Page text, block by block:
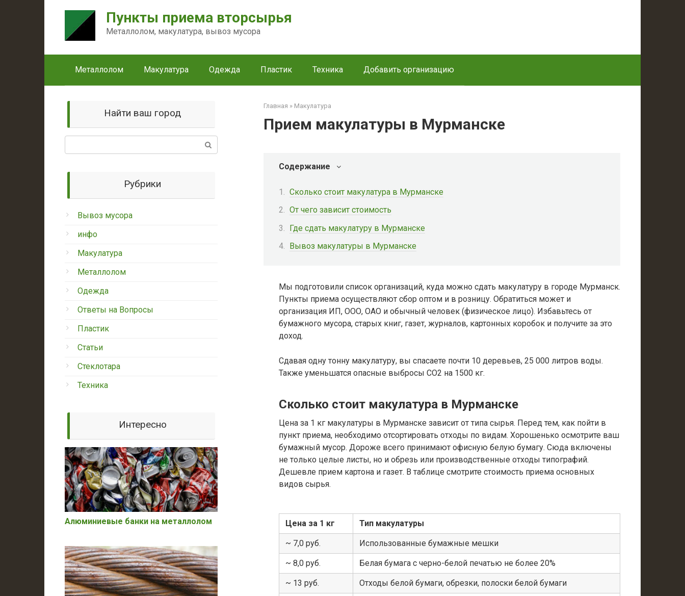
Пункты приема вторсырья
Металлолом, макулатура, вывоз мусора
Металлолом Макулатура Одежда Пластик Техника Добавить организацию
Главная » Макулатура
Прием макулатуры в Мурманске
Содержание
Сколько стоит макулатура в Мурманске
От чего зависит стоимость
Где сдать макулатуру в Мурманске
Вывоз макулатуры в Мурманске
Мы подготовили список организаций, куда можно сдать макулатуру в городе Мурманск.
Пункты приема осуществляют сбор оптом и в розницу. Обратиться может и
организация ИП, ООО, ОАО и обычный человек (физическое лицо). Избавьтесь от
бумажного мусора, старых книг, газет, журналов, картонных коробок и получите за это
доход.
Сдавая одну тонну макулатуру, вы спасаете почти 10 деревьев, 25 000 литров воды.
Также уменьшатся опасные выбросы CO2 на 1500 кг.
Сколько стоит макулатура в Мурманске
Цена за 1 кг макулатуры в Мурманске зависит от типа сырья. Перед тем, как пойти в
пункт приема, необходимо отсортировать отходы по видам. Хорошенько осмотрите ваш
бумажный мусор. Дороже всего принимают офисную белую бумагу. Сюда включены
не только целые листы, но и обрезь или производственные отходы типографий.
Дешевле прием картона и газет. В таблице смотрите стоимость приема основных
видов сырья.
Цена за 1 кг Тип макулатуры
~ 7,0 руб. Использованные бумажные мешки
~ 8,0 руб. Белая бумага с черно-белой печатью не более 20%
~ 13 руб. Отходы белой бумаги, обрезки, полоски белой бумаги
Найти ваш город
Рубрики
Вывоз мусора
инфо
Макулатура
Металлолом
Одежда
Ответы на Вопросы
Пластик
Статьи
Стеклотара
Техника
Интересно
Алюминиевые банки на металлолом